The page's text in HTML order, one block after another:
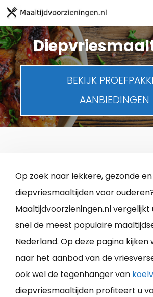
Spring
naar
inhoud
BEKIJK
AANBIEDINGEN
Op zoek naar lekkere, gezonde
diepvriesmaaltijden voor
Maaltijdvoorzieningen.nl vergelijkt
snel de meest populaire
Nederland. Op deze pagina kijken
naar het aanbod van de
ook wel de tegenhanger van
diepvriesmaaltijden profiteert u